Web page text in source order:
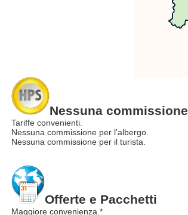
Nessuna commissione
Tariffe convenienti.
Nessuna commissione per l'albergo.
Nessuna commissione per il turista.
Offerte e Pacchetti
Maggiore convenienza.*